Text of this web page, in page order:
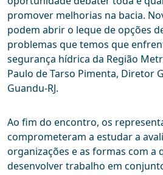
promover melhorias na bacia.
podem abrir o leque de opções
problemas que temos que
segurança hídrica da Região
Paulo de Tarso Pimenta, Diretor
Guandu-RJ.
Ao fim do encontro, os
comprometeram a estudar a
organizações e as formas com a
desenvolver trabalho em